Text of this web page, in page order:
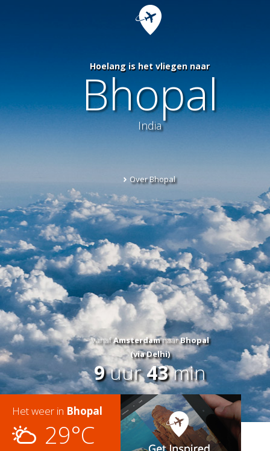
Hoelang is het vliegen naar
Bhopal
India
Over Bhopal
VanafAmsterdamnaarBhopal
(via Delhi)
9uur43min
Het weer in Bhopal
29°C